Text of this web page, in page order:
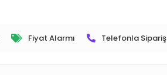
Fiyat Alarmı Telefonla Sipariş